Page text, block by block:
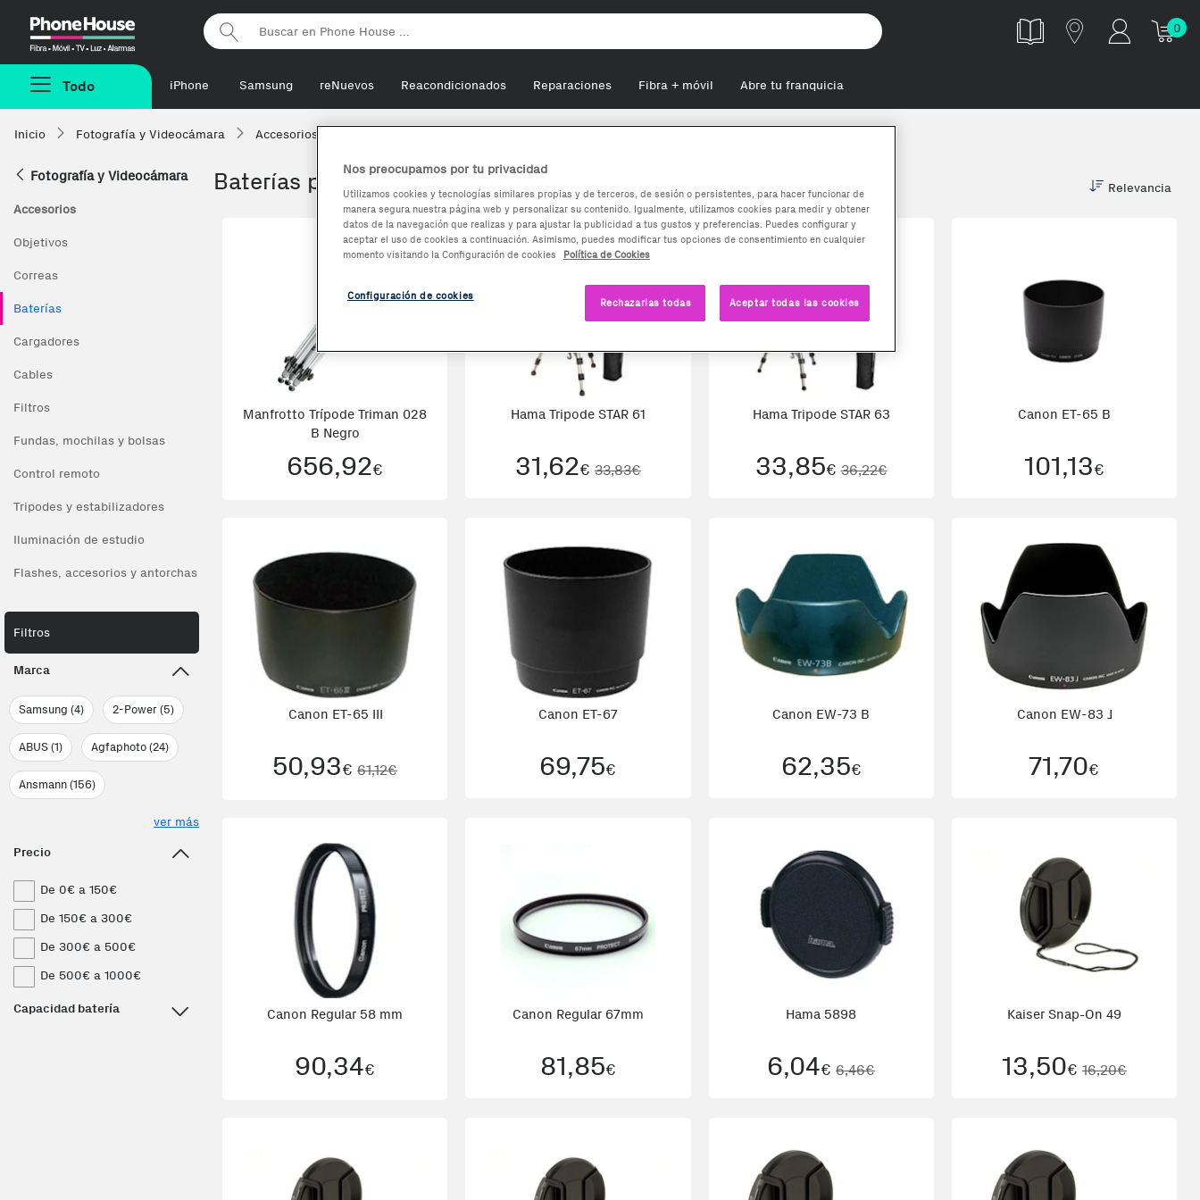
Phonehouse
0
Todo iPhone Samsung reNuevos Reacondicionados Reparaciones Fibra + móvil Abre tu franquicia
Inicio Fotografía y Videocámara Accesorios
Fotografía y Videocámara
Accesorios
Objetivos
Correas
Baterías
Cargadores
Cables
Filtros
Fundas, mochilas y bolsas
Control remoto
Tripodes y estabilizadores
Iluminación de estudio
Flashes, accesorios y antorchas
Filtros
Marca
Samsung (4) 2-Power (5)
ABUS (1) Agfaphoto (24)
Ansmann (156)
ver más
Precio
De 0€ a 150€
De 150€ a 300€
De 300€ a 500€
De 500€ a 1000€
Capacidad batería
Baterías para tu Cámara Relevancia
Manfrotto Trípode Triman 028
B Negro
656,92€
Hama Tripode STAR 61
31,62€ 33,83€
Hama Tripode STAR 63
33,85€ 36,22€
Canon ET-65 B
101,13€
Canon ET-65 III
50,93€ 61,12€
Canon ET-67
69,75€
Canon EW-73 B
62,35€
Canon EW-83 J
71,70€
Canon Regular 58 mm
90,34€
Canon Regular 67mm
81,85€
Hama 5898
6,04€ 6,46€
Kaiser Snap-On 49
13,50€ 16,20€
Nos preocupamos por tu privacidad
Utilizamos cookies y tecnologías similares propias y de terceros, de sesión o persistentes, para hacer funcionar de
manera segura nuestra página web y personalizar su contenido. Igualmente, utilizamos cookies para medir y obtener
datos de la navegación que realizas y para ajustar la publicidad a tus gustos y preferencias. Puedes configurar y
aceptar el uso de cookies a continuación. Asimismo, puedes modificar tus opciones de consentimiento en cualquier
momento visitando la Configuración de cookies
Política de Cookies
Rechazarlas todas Aceptar todas las cookies
Configuración de cookies